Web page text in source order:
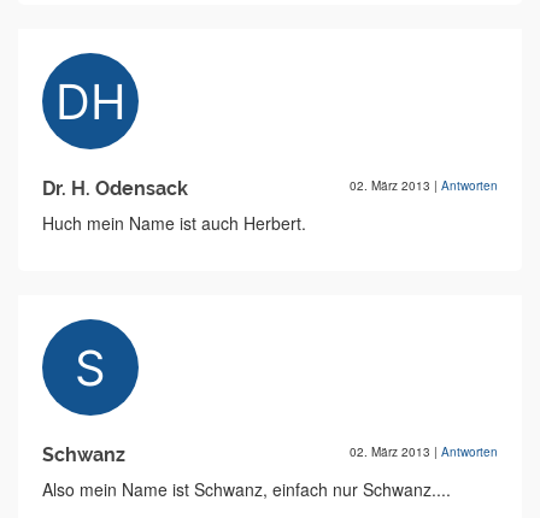
Dr. H. Odensack 02. März 2013 | Antworten
Huch mein Name ist auch Herbert.
Schwanz 02. März 2013 | Antworten
Also mein Name ist Schwanz, einfach nur Schwanz....